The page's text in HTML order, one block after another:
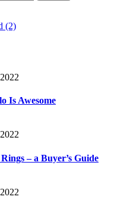
(2)
Is Awesome
– a Buyer’s Guide